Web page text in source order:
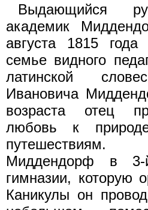
Выдающийся
академик
августа 1815
семье видного
латинской
Ивановича
возраста отец
любовь к
путешествиям.
Миддендорф в 3-й
гимназии, которую
Каникулы он